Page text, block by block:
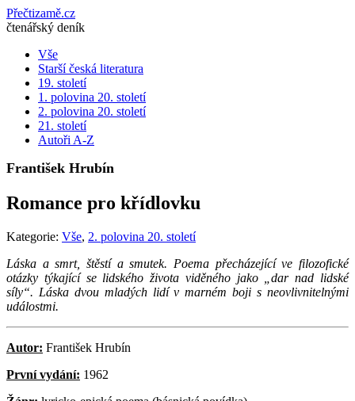
Přečtizamě.cz
čtenářský deník
Vše
Starší česká literatura
19. století
1. polovina 20. století
2. polovina 20. století
21. století
Autoři A-Z
František Hrubín
Romance pro křídlovku
Kategorie: Vše, 2. polovina 20. století
Láska a smrt, štěstí a smutek. Poema přecházející ve filozofické
otázky týkající se lidského života viděného jako „dar nad lidské
síly“. Láska dvou mladých lidí v marném boji s neovlivnitelnými
událostmi.
Autor: František Hrubín
První vydání: 1962